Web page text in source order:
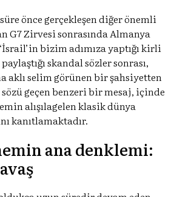
önce gerçekleşen diğer önemli
G7 Zirvesi sonrasında Almanya
bizim adımıza yaptığı kirli
skandal sözler sonrası,
aklı selim görünen bir şahsiyetten
geçen benzeri bir mesaj, içinde
alışılagelen klasik dünya
kanıtlamaktadır.
ana denklemi: